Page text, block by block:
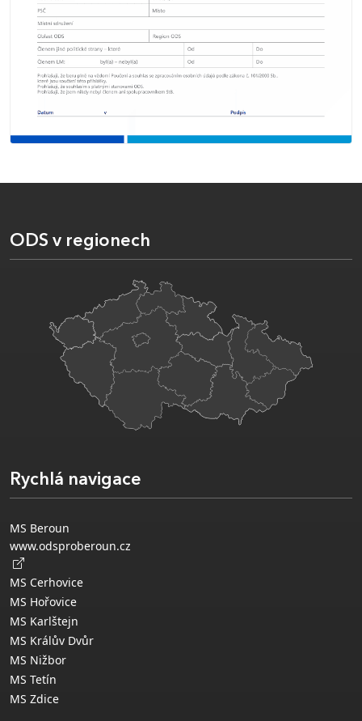
ODS v regionech
Rychlá navigace
MS Beroun
www.odsproberoun.cz
MS Cerhovice
MS Hořovice
MS Karlštejn
MS Králův Dvůr
MS Nižbor
MS Tetín
MS Zdice